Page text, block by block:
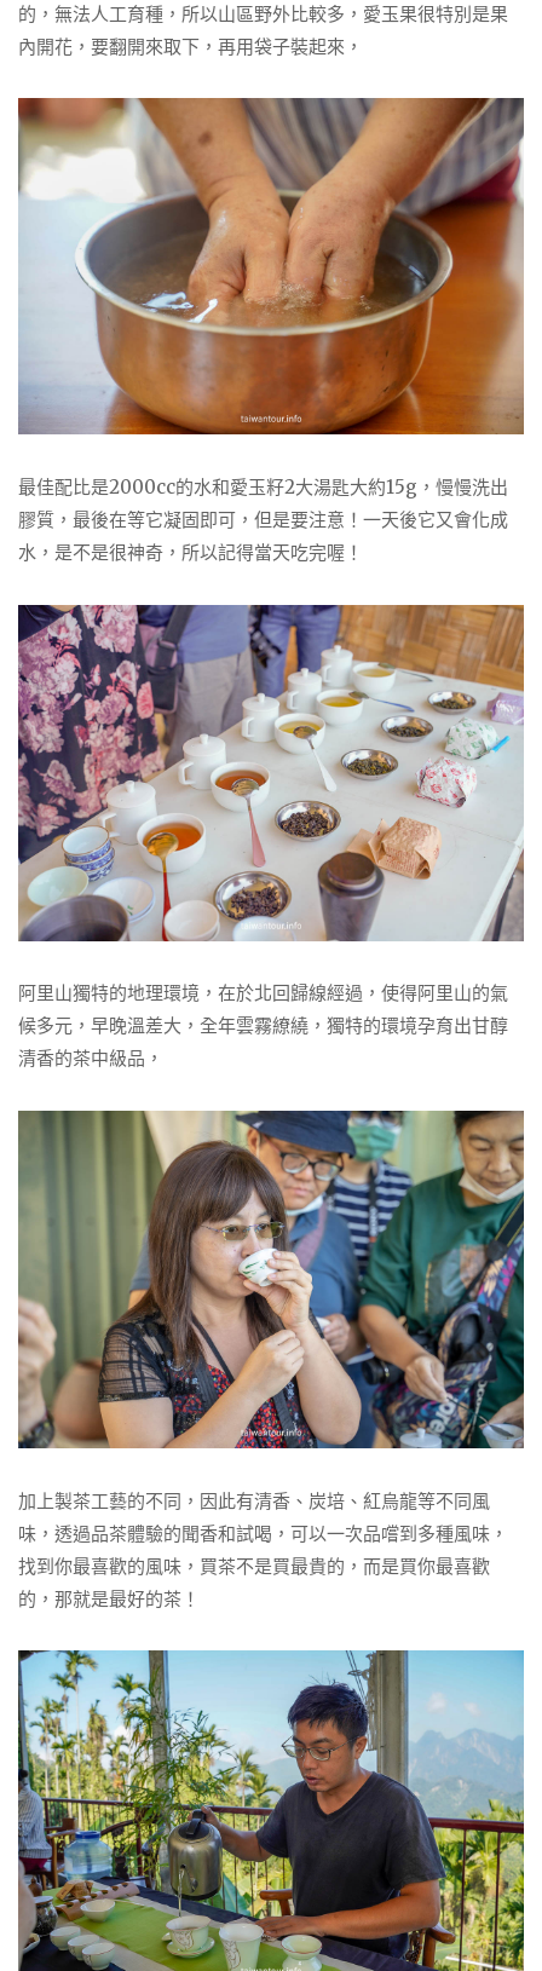
的，無法人工育種，所以山區野外比較多，愛玉果很特別是果
內開花，要翻開來取下，再用袋子裝起來，
最佳配比是2000cc的水和愛玉籽2大湯匙大約15g，慢慢洗出
膠質，最後在等它凝固即可，但是要注意！一天後它又會化成
水，是不是很神奇，所以記得當天吃完喔！
阿里山獨特的地理環境，在於北回歸線經過，使得阿里山的氣
候多元，早晚溫差大，全年雲霧繚繞，獨特的環境孕育出甘醇
清香的茶中級品，
加上製茶工藝的不同，因此有清香、炭培、紅烏龍等不同風
味，透過品茶體驗的聞香和試喝，可以一次品嚐到多種風味，
找到你最喜歡的風味，買茶不是買最貴的，而是買你最喜歡
的，那就是最好的茶！